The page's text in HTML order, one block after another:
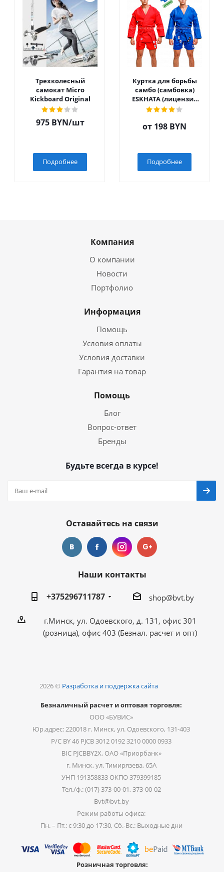
Трехколесный
самокат Micro
Kickboard Original
975BYN/шт
Подробнее
Куртка для борьбы
самбо (самбовка)
ESKHATA (лицензия
ВФС)
от 198 BYN
Подробнее
Компания
О компании
Новости
Портфолио
Информация
Помощь
Условия оплаты
Условия доставки
Гарантия на товар
Помощь
Блог
Вопрос-ответ
Бренды
Будьте всегда в курсе!
Оставайтесь на связи
Наши контакты
+375296711787
shop@bvt.by
г.Минск, ул. Одоевского, д. 131, офис 301
(розница), офис 403 (Безнал. расчет и опт)
2026 © Разработка и поддержка сайта
Безналичный расчет и оптовая торговля:
ООО «БУВИС»
Юр.адрес: 220018 г. Минск, ул. Одоевского, 131-403
Р/С BY 46 PJCB 3012 0192 3210 0000 0933
BIC PJCBBY2X, ОАО «Приорбанк»
г. Минск, ул. Тимирязева, 65А
УНП 191358833 ОКПО 379399185
Тел./ф.: (017) 373-00-01, 373-00-02
Bvt@bvt.by
Режим работы офиса:
Пн. – Пт.: с 9:30 до 17:30, Сб.-Вс.: Выходные дни
Розничная торговля: